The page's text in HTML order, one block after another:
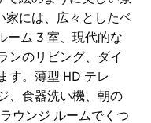
家には、広々としたベ
ーム 3 室、現代的な
ンのリビング、ダイ
す。薄型 HD テレ
、食器洗い機、朝の
ウンジ ルームでくつ